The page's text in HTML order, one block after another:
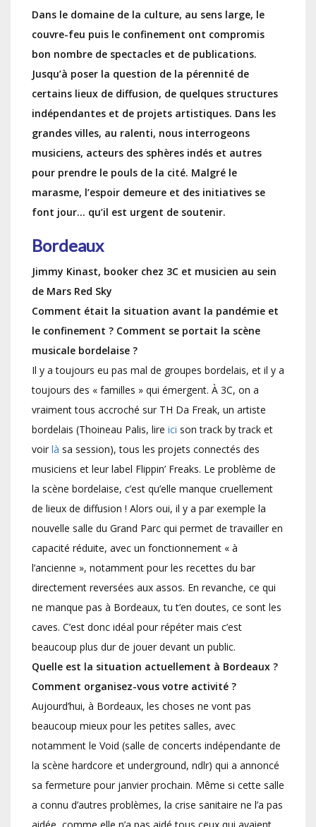
Dans le domaine de la culture, au sens large, le
couvre-feu puis le confinement ont compromis
bon nombre de spectacles et de publications.
Jusqu’à poser la question de la pérennité de
certains lieux de diffusion, de quelques structures
indépendantes et de projets artistiques. Dans les
grandes villes, au ralenti, nous interrogeons
musiciens, acteurs des sphères indés et autres
pour prendre le pouls de la cité. Malgré le
marasme, l’espoir demeure et des initiatives se
font jour… qu’il est urgent de soutenir.
Bordeaux
Jimmy Kinast, booker chez 3C et musicien au sein
de Mars Red Sky
Comment était la situation avant la pandémie et
le confinement ? Comment se portait la scène
musicale bordelaise ?
Il y a toujours eu pas mal de groupes bordelais, et il y a
toujours des « familles » qui émergent. À 3C, on a
vraiment tous accroché sur TH Da Freak, un artiste
bordelais (Thoineau Palis, lire ici son track by track et
voir là sa session), tous les projets connectés des
musiciens et leur label Flippin’ Freaks. Le problème de
la scène bordelaise, c’est qu’elle manque cruellement
de lieux de diffusion ! Alors oui, il y a par exemple la
nouvelle salle du Grand Parc qui permet de travailler en
capacité réduite, avec un fonctionnement « à
l’ancienne », notamment pour les recettes du bar
directement reversées aux assos. En revanche, ce qui
ne manque pas à Bordeaux, tu t’en doutes, ce sont les
caves. C’est donc idéal pour répéter mais c’est
beaucoup plus dur de jouer devant un public.
Quelle est la situation actuellement à Bordeaux ?
Comment organisez-vous votre activité ?
Aujourd’hui, à Bordeaux, les choses ne vont pas
beaucoup mieux pour les petites salles, avec
notamment le Void (salle de concerts indépendante de
la scène hardcore et underground, ndlr) qui a annoncé
sa fermeture pour janvier prochain. Même si cette salle
a connu d’autres problèmes, la crise sanitaire ne l’a pas